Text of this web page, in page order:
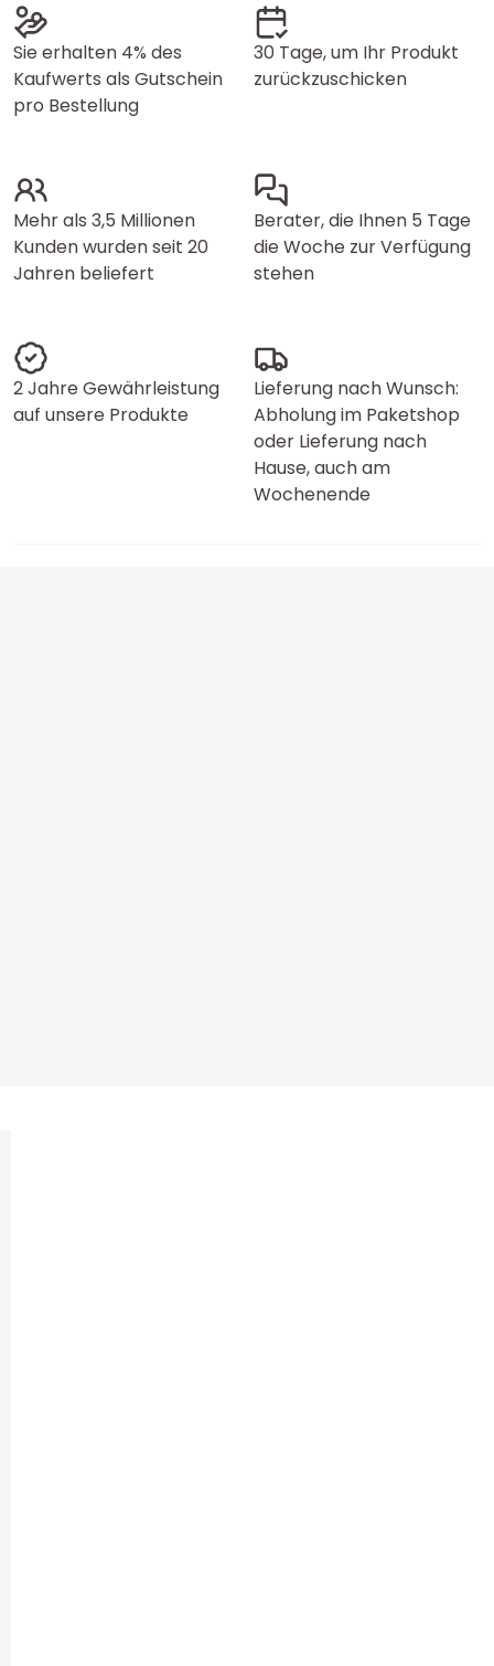
Sie erhalten 4% des
Kaufwerts als Gutschein
pro Bestellung
30 Tage, um Ihr Produkt
zurückzuschicken
Mehr als 3,5 Millionen
Kunden wurden seit 20
Jahren beliefert
Berater, die Ihnen 5 Tage
die Woche zur Verfügung
stehen
2 Jahre Gewährleistung
auf unsere Produkte
Lieferung nach Wunsch:
Abholung im Paketshop
oder Lieferung nach
Hause, auch am
Wochenende